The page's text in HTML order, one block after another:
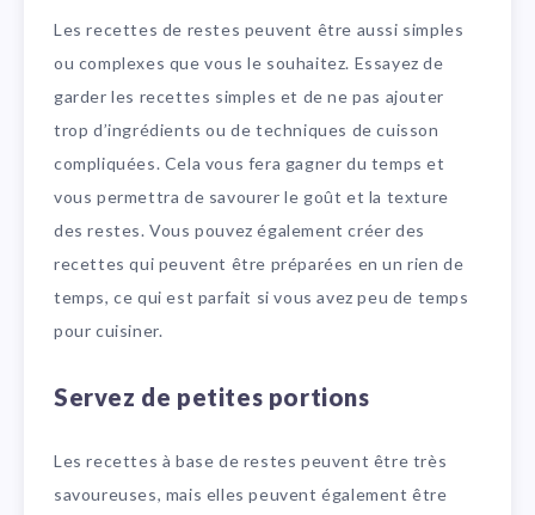
Les recettes de restes peuvent être aussi simples
ou complexes que vous le souhaitez. Essayez de
garder les recettes simples et de ne pas ajouter
trop d’ingrédients ou de techniques de cuisson
compliquées. Cela vous fera gagner du temps et
vous permettra de savourer le goût et la texture
des restes. Vous pouvez également créer des
recettes qui peuvent être préparées en un rien de
temps, ce qui est parfait si vous avez peu de temps
pour cuisiner.
Servez de petites portions
Les recettes à base de restes peuvent être très
savoureuses, mais elles peuvent également être